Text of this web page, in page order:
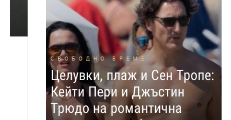
СВОБОДНО ВРЕМЕ
Целувки, плаж и Сен Тропе:
Кейти Пери и Джъстин
Трюдо на романтична